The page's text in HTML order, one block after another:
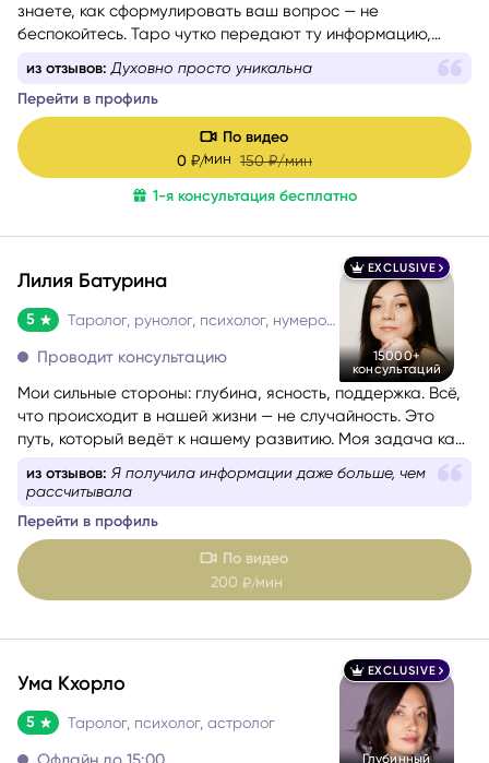
знаете, как сформулировать ваш вопрос — не
беспокойтесь. Таро чутко передают ту информацию,
из отзывов: Я безмерно счастлива что обратилась к
Перейти в профиль
По видео
0 ₽/мин150 ₽/мин
EXCLUSIVE
15000+
консультаций
Лилия Батурина
5
Мои сильные стороны: глубина, ясность, поддержка. Всё,
что происходит в нашей жизни — не случайность. Это
практика — помочь вам пройти этот путь осознанно,
безопасно и с максимальной пользой для вас.
из отзывов: Я получила информации даже больше, чем
Перейти в профиль
По видео
200 ₽/мин
EXCLUSIVE
Ума Кхорло
5